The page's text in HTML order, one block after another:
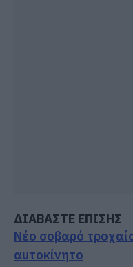
ΔΙΑΒΑΣΤΕ ΕΠΙΣΗΣ
Νέο σοβαρό
αυτοκίνητο